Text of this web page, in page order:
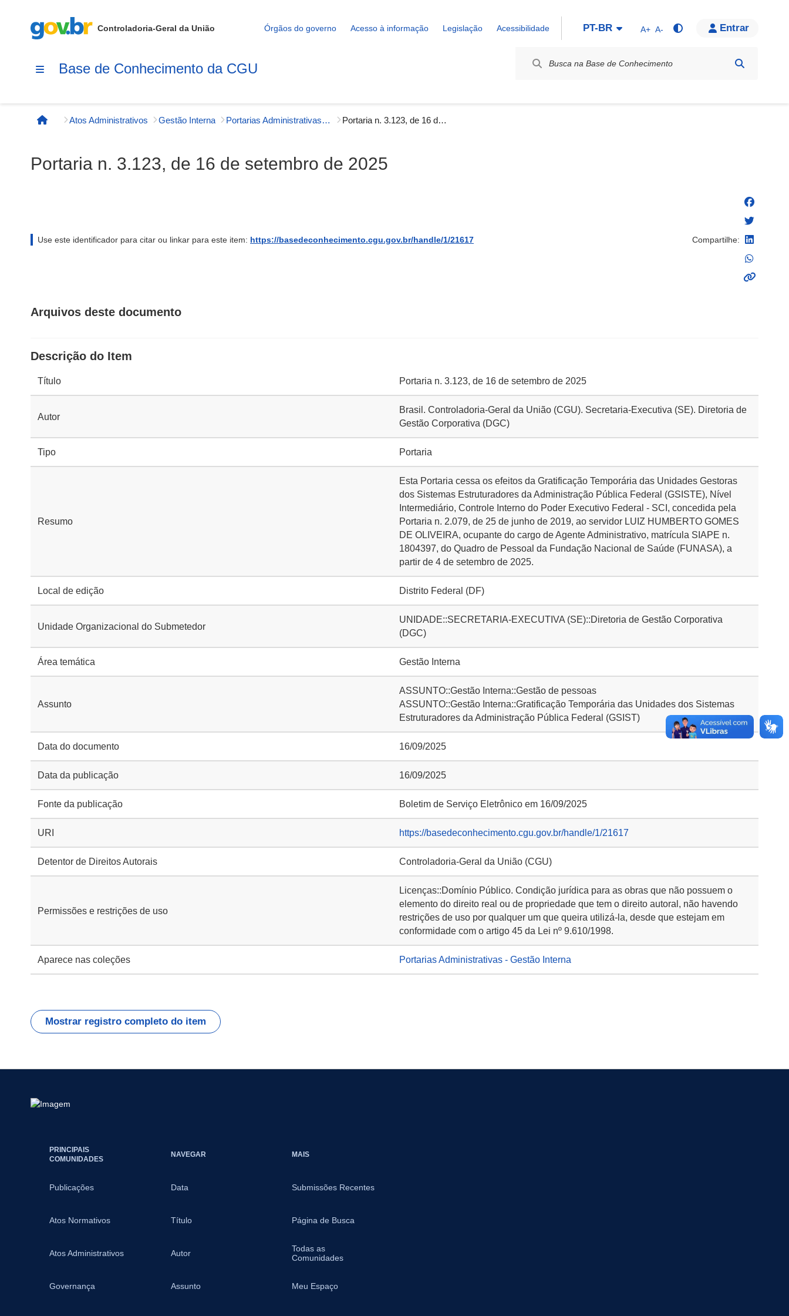
Controladoria-Geral da União Órgãos do governo Acesso à informação Legislação Acessibilidade PT-BR A+ A- Entrar
Base de Conhecimento da CGU
Página inicial
Atos Administrativos Gestão Interna Portarias Administrativas - Gestão Interna Portaria n. 3.123, de 16 de setembro de 2025
Portaria n. 3.123, de 16 de setembro de 2025
Use este identificador para citar ou linkar para este item: https://basedeconhecimento.cgu.gov.br/handle/1/21617 Compartilhe:
Arquivos deste documento
Descrição do Item
Título Portaria n. 3.123, de 16 de setembro de 2025
Autor
Brasil. Controladoria-Geral da União (CGU). Secretaria-Executiva (SE). Diretoria de
Gestão Corporativa (DGC)
Tipo Portaria
Resumo
Esta Portaria cessa os efeitos da Gratificação Temporária das Unidades Gestoras
dos Sistemas Estruturadores da Administração Pública Federal (GSISTE), Nível
Intermediário, Controle Interno do Poder Executivo Federal - SCI, concedida pela
Portaria n. 2.079, de 25 de junho de 2019, ao servidor LUIZ HUMBERTO GOMES
DE OLIVEIRA, ocupante do cargo de Agente Administrativo, matrícula SIAPE n.
1804397, do Quadro de Pessoal da Fundação Nacional de Saúde (FUNASA), a
partir de 4 de setembro de 2025.
Local de edição Distrito Federal (DF)
Unidade Organizacional do Submetedor
UNIDADE::SECRETARIA-EXECUTIVA (SE)::Diretoria de Gestão Corporativa
(DGC)
Área temática Gestão Interna
Assunto
ASSUNTO::Gestão Interna::Gestão de pessoas
ASSUNTO::Gestão Interna::Gratificação Temporária das Unidades dos Sistemas
Estruturadores da Administração Pública Federal (GSIST)
Data do documento 16/09/2025
Data da publicação 16/09/2025
Fonte da publicação Boletim de Serviço Eletrônico em 16/09/2025
URI https://basedeconhecimento.cgu.gov.br/handle/1/21617
Detentor de Direitos Autorais Controladoria-Geral da União (CGU)
Permissões e restrições de uso
Licenças::Domínio Público. Condição jurídica para as obras que não possuem o
elemento do direito real ou de propriedade que tem o direito autoral, não havendo
restrições de uso por qualquer um que queira utilizá-la, desde que estejam em
conformidade com o artigo 45 da Lei nº 9.610/1998.
Aparece nas coleções Portarias Administrativas - Gestão Interna
Mostrar registro completo do item
PRINCIPAIS
COMUNIDADES
Publicações
Atos Normativos
Atos Administrativos
Governança
NAVEGAR
Data
Título
Autor
Assunto
MAIS
Submissões Recentes
Página de Busca
Todas as
Comunidades
Meu Espaço